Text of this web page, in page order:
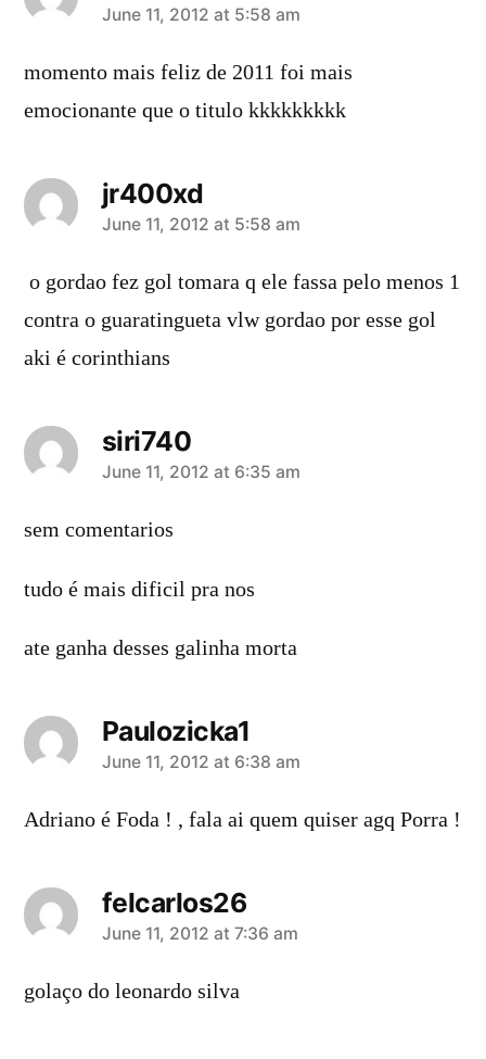
says:
June 11, 2012 at 5:58 am
momento mais feliz de 2011 foi mais
emocionante que o titulo kkkkkkkkk
jr400xd
says:
June 11, 2012 at 5:58 am
o gordao fez gol tomara q ele fassa pelo menos 1
contra o guaratingueta vlw gordao por esse gol
aki é corinthians
siri740
says:
June 11, 2012 at 6:35 am
sem comentarios
tudo é mais dificil pra nos
ate ganha desses galinha morta
Paulozicka1
says:
June 11, 2012 at 6:38 am
Adriano é Foda ! , fala ai quem quiser agq Porra !
felcarlos26
says:
June 11, 2012 at 7:36 am
golaço do leonardo silva